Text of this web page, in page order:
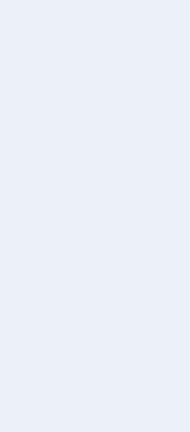
58AE-4B86-AB6D-